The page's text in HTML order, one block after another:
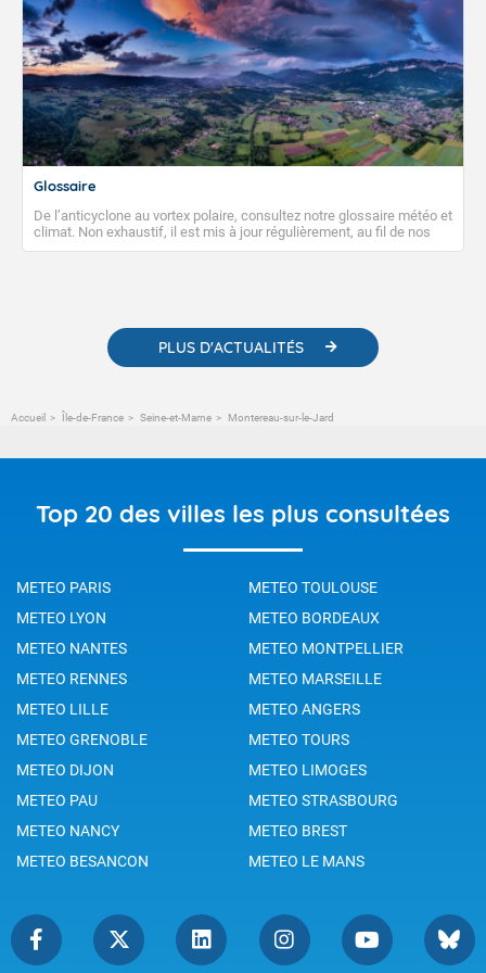
Glossaire
De l’anticyclone au vortex polaire, consultez notre glossaire météo et
climat. Non exhaustif, il est mis à jour régulièrement, au fil de nos
publications. Vous y trouverez également des liens utiles vers nos
PLUS D'ACTUALITÉS
Accueil Île-de-France Seine-et-Marne Montereau-sur-le-Jard
Top 20 des villes les plus consultées
METEO PARIS
METEO TOULOUSE
METEO LYON
METEO BORDEAUX
METEO NANTES
METEO MONTPELLIER
METEO RENNES
METEO MARSEILLE
METEO LILLE
METEO ANGERS
METEO GRENOBLE
METEO TOURS
METEO DIJON
METEO LIMOGES
METEO PAU
METEO STRASBOURG
METEO NANCY
METEO BREST
METEO BESANCON
METEO LE MANS